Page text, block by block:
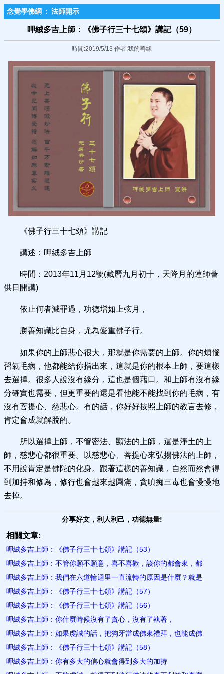
念覺學佛網 : 法師開示
呷絨多吉上師：《佛子行三十七頌》講記（59）
時間:2019/5/13 作者:我的善緣
《佛子行三十七頌》講記
講述：呷絨多吉上師
時間：2013年11月12號(藏曆九月初十，天降月的蓮師薈
供日開講)
依止何者滅罪過，功德增如上弦月，
勝善知識比自身，尤為愛重佛子行。
如果你的上師悲心很大，那就是你需要的上師。你的煩惱
習氣毛病，他都能給你指出來，這就是你的根本上師，要這樣
去選擇。很多人說沒有緣分，這也是個藉口。和上師有沒有緣
分確實也需要，但更重要的還是看他能不能找到你的毛病，有
沒有菩提心、慈悲心。有的話，你好好按照上師的教言去修，
肯定會成就解脫的。
所以選擇上師，不管密法、顯法的上師，還是淨土的上
師，慈悲心都很重要。以慈悲心、菩提心來弘揚佛法的上師，
不用說肯定是佛陀的化身。跟著這樣的善知識，自然而然會得
到加持和修為，修行也會越來越圓滿，貪嗔痴三毒也會慢慢地
去掉。
分享好文，利人利己，功德無量!
相關文章:
呷絨多吉上師：《佛子行三十七頌》講記（53）
呷絨多吉上師：不管你願不願意，喜不喜歡，該你的都會來，都
呷絨多吉上師：我們在六道輪迴里一直流轉的原因是什麼？就是
呷絨多吉上師：《佛子行三十七頌》講記（57）
呷絨多吉上師：《佛子行三十七頌》講記（56）
呷絨多吉上師：你什麼時候沒有了貪心，沒有了執著，
呷絨多吉上師：如果虔誠的話，把狗牙當成佛來禮拜，也能成佛
呷絨多吉上師：《佛子行三十七頌》講記（58）
呷絨多吉上師：你有多大的信心就會得到多大的加持